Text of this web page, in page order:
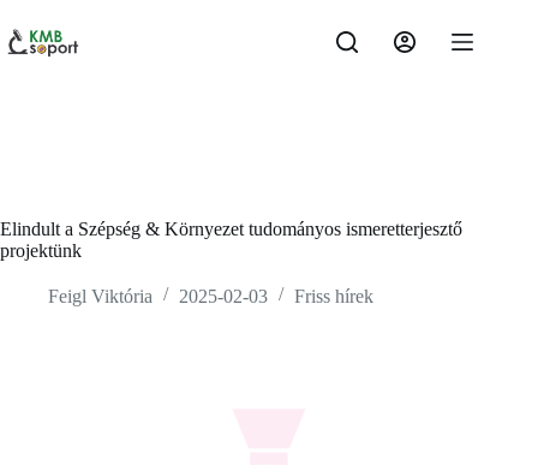
Elindult a Szépség & Környezet tudományos ismeretterjesztő
projektünk
Feigl Viktória 2025-02-03 Friss hírek